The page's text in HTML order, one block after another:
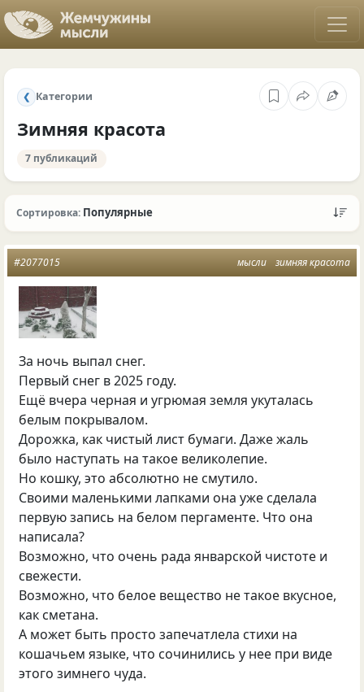
❮ Категории
Зимняя красота
7 публикаций
Сортировка: Популярные
мысли зимняя красота
#2077015
За ночь выпал снег.
Первый снег в 2025 году.
Ещё вчера черная и угрюмая земля укуталась
белым покрывалом.
Дорожка, как чистый лист бумаги. Даже жаль
было наступать на такое великолепие.
Но кошку, это абсолютно не смутило.
Своими маленькими лапками она уже сделала
первую запись на белом пергаменте. Что она
написала?
Возможно, что очень рада январской чистоте и
свежести.
Возможно, что белое вещество не такое вкусное,
как сметана.
А может быть просто запечатлела стихи на
кошачьем языке, что сочинились у нее при виде
этого зимнего чуда.